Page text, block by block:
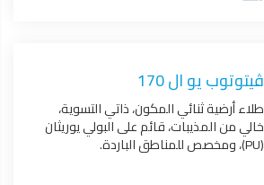
ڤيتوتوب يو ال 170
طلاء أرضية ثنائي المكون، ذاتي التسوية،
خالي من المذيبات، قائم على البولي يوريثان
(PU)، ومخصص للمناطق الباردة.